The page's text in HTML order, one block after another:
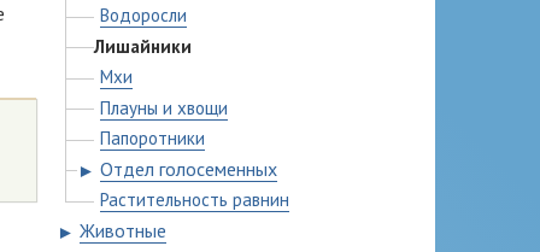
Водоросли
Лишайники
Мхи
Плауны и хвощи
Папоротники
► Отдел голосеменных
Растительность равнин
► Животные